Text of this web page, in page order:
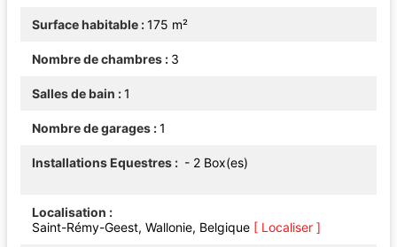
Surface habitable 175 m²
Nombre de chambres 3
Salles de bain 1
Nombre de garages 1
Installations Equestres - 2 Box(es)
Localisation
Saint-Rémy-Geest, Wallonie, Belgique [ Localiser ]